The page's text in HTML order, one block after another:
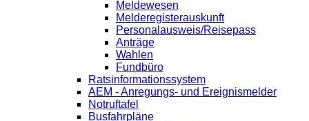
Meldewesen
Melderegisterauskunft
Personalausweis/Reisepass
Anträge
Wahlen
Fundbüro
Ratsinformationssystem
AEM - Anregungs- und Ereignismelder
Notruftafel
Busfahrpläne